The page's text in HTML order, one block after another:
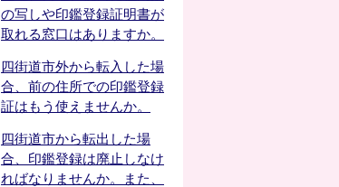
の写しや印鑑登録証明書が
取れる窓口はありますか。
四街道市外から転入した場
合、前の住所での印鑑登録
証はもう使えませんか。
四街道市から転出した場
合、印鑑登録は廃止しなけ
ればなりませんか。また、